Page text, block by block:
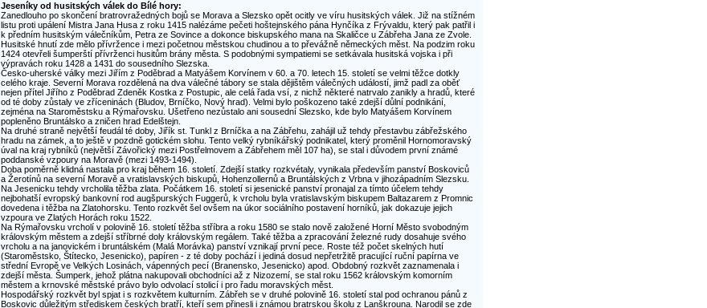
Jeseníky od husitských válek do Bílé hory:
Zanedlouho po skončení bratrovražedných bojů se Morava a Slezsko opět ocitly ve víru husitských válek. Již na stížném
listu proti upálení Mistra Jana Husa z roku 1415 nalézáme pečeti hoštejnského pána Hynčíka z Frývaldu, který pak patřil i
k předním husitským válečníkům, Petra ze Sovince a dokonce biskupského mana na Skaličce u Zábřeha Jana ze Zvole.
Husitské hnutí zde mělo přívržence i mezi početnou městskou chudinou a to převážně německých měst. Na podzim roku
1424 otevřeli šumperští přívrženci husitům brány města. S podobnými sympatiemi se setkávala husitská vojska i při
výpravách roku 1428 a 1431 do sousedního Slezska.
Česko-uherské války mezi Jiřím z Poděbrad a Matyášem Korvínem v 60. a 70. letech 15. století se velmi těžce dotkly
celého kraje. Severní Morava rozdělená na dva válečné tábory se stala dějištěm válečných událostí, jimž padl za oběť
nejen přítel Jiřího z Poděbrad Zdeněk Kostka z Postupic, ale celá řada vsí, z nichž některé natrvalo zanikly a hradů, které
od té doby zůstaly ve zříceninách (Bludov, Brníčko, Nový hrad). Velmi bylo poškozeno také zdejší důlní podnikání,
zejména na Staroměstsku a Rýmařovsku. Ušetřeno nezůstalo ani sousední Slezsko, kde bylo Matyášem Korvínem
popleněno Bruntálsko a zničen hrad Edelštejn.
Na druhé straně největší feudál té doby, Jiřík st. Tunkl z Brníčka a na Zábřehu, zahájil už tehdy přestavbu zábřežského
hradu na zámek, a to ještě v pozdně gotickém slohu. Tento velký rybníkářský podnikatel, který proměnil Hornomoravský
úval na kraj rybníků (největší Závořický mezi Postřelmovem a Zábřehem měl 107 ha), se stal i důvodem první známé
poddanské vzpoury na Moravě (mezi 1493-1494).
Doba poměrně klidná nastala pro kraj během 16. století. Zdejší statky rozkvétaly, vynikala především panství Boskoviců
a Žerotínů na severní Moravě a vratislavských biskupů, Hohenzollernů a Bruntálských z Vrbna v jihozápadním Slezsku.
Na Jesenicku tehdy vrcholila těžba zlata. Počátkem 16. století si jesenické panství pronajal za tímto účelem tehdy
nejbohatší evropský bankovní rod augšpurských Fuggerů, k vrcholu byla vratislavským biskupem Baltazarem z Promnic
dovedena i těžba na Zlatohorsku. Tento rozkvět šel ovšem na úkor sociálního postavení horníků, jak dokazuje jejich
vzpoura ve Zlatých Horách roku 1522.
Na Rýmařovsku vrcholí v polovině 16. století těžba stříbra a roku 1580 se stalo nově založené Horní Město svobodným
královským městem a zdejší stříbrné doly královským regálem. Také těžba a zpracování železné rudy dosahuje svého
vrcholu a na janovickém i bruntálském (Malá Morávka) panství vznikají první pece. Roste též počet skelných hutí
(Staroměstsko, Štítecko, Jesenicko), papíren - z té doby pochází i jediná dosud nepřetržitě pracující ruční papírna ve
střední Evropě ve Velkých Losinách, vápenných pecí (Branensko, Jesenicko) apod. Obdobný rozkvět zaznamenala i
zdejší města. Šumperk, jehož plátna nakupovali obchodníci až z Nizozemí, se stal roku 1562 královským komorním
městem a krnovské městské právo bylo odvolací stolicí i pro řadu moravských měst.
Hospodářský rozkvět byl spjat i s rozkvětem kulturním. Zábřeh se v druhé polovině 16. století stal pod ochranou pánů z
Boskovic důležitým střediskem českých bratří, kteří sem přinesli i známou bratrskou školu z Lanškrouna. Narodil se zde